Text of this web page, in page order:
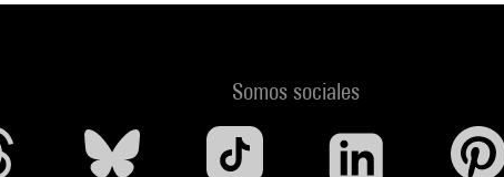
Somos sociales